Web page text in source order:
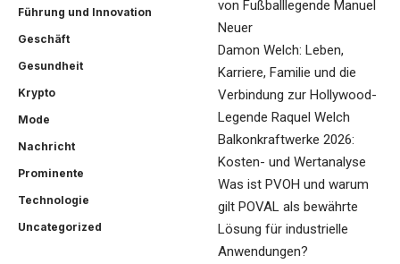
Führung und Innovation
Geschäft
Gesundheit
Krypto
Mode
Nachricht
Prominente
Technologie
Uncategorized
von Fußballlegende Manuel
Neuer
Damon Welch: Leben,
Karriere, Familie und die
Verbindung zur Hollywood-
Legende Raquel Welch
Balkonkraftwerke 2026:
Kosten- und Wertanalyse
Was ist PVOH und warum
gilt POVAL als bewährte
Lösung für industrielle
Anwendungen?